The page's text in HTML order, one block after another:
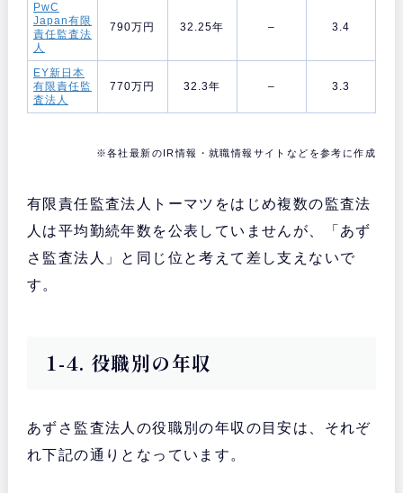
PwC
Japan有限
責任監査法
人
790万円 32.25年 – 3.4
EY新日本
有限責任監
査法人
770万円 32.3年 – 3.3
※各社最新のIR情報・就職情報サイトなどを参考に作成
有限責任監査法人トーマツをはじめ複数の監査法
人は平均勤続年数を公表していませんが、「あず
さ監査法人」と同じ位と考えて差し支えないで
す。
1-4. 役職別の年収
あずさ監査法人の役職別の年収の目安は、それぞ
れ下記の通りとなっています。